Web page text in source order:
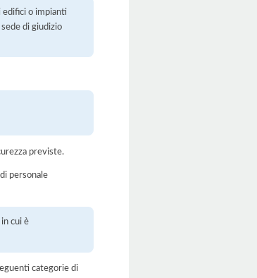
edifici o impianti
di giudizio
previste.
personale
cui è
categorie di